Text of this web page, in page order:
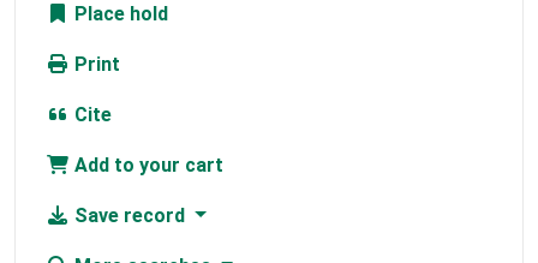
Place hold
Print
Cite
Add to your cart
Save record